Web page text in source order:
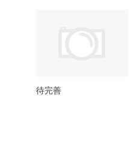
待完善